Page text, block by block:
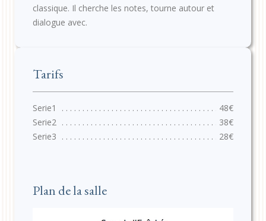
classique. Il cherche les notes, tourne autour et
dialogue avec.
Tarifs
48€
38€
28€
Plan de la salle